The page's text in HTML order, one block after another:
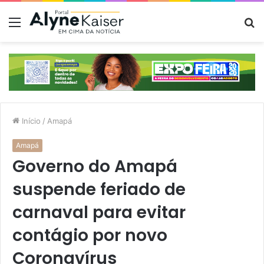
Menu
Início / Amapá
Amapá
Governo do Amapá
suspende feriado de
carnaval para evitar
contágio por novo
Coronavírus